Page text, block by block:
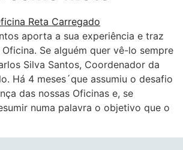
aporta a sua experiência e traz
Se alguém quer vê-lo sempre
Silva Santos, Coordenador da
Há 4 meses´que assumiu o desafio
das nossas Oficinas e, se
numa palavra o objetivo que o